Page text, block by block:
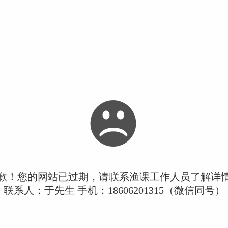
！您的网站已过期，请联系渔课工作人员了解详
联系人：于先生 手机：18606201315（微信同号）